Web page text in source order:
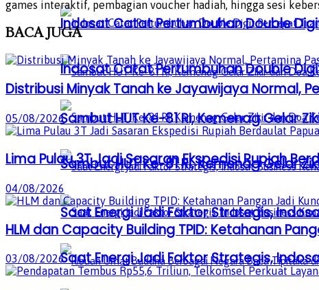
Indosat Catat Pertumbuhan Double
Sambut HUT Ke-81 RI, Kemenag Gelar
Saat Energi Jadi Faktor Strategis,
Indosat Catat Pertumbuhan Double
Sambut HUT Ke-81 RI, Kemenag Gelar
Saat Energi Jadi Faktor Strategis,
games interaktif, pembagian voucher hadiah, hingga sesi
BACAJUGA
Distribusi Minyak Tanah ke Jayawijaya Normal,
05/08/2026
Lima Pulau 3T Jadi Sasaran Ekspedisi Rupiah
04/08/2026
HLM dan Capacity Building TPID: Ketahanan
03/08/2026